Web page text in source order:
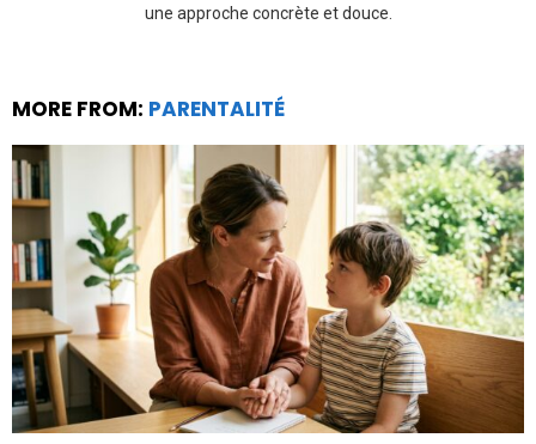
une approche concrète et douce.
MORE FROM: PARENTALITÉ